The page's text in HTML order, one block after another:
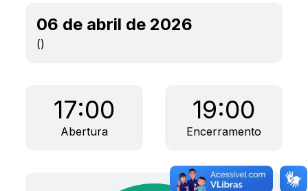
06 de abril de 2026
()
17:00
Abertura
19:00
Encerramento